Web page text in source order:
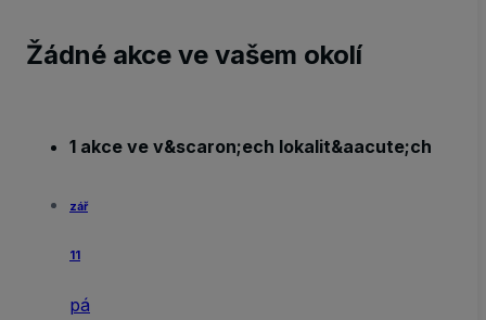
Žádné akce ve vašem okolí
1 akce ve v&scaron;ech lokalit&aacute;ch
zář
11
pá